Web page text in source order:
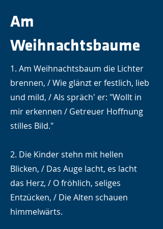
Am
Weihnachtsbaume
1. Am Weihnachtsbaum die Lichter
brennen, / Wie glänzt er festlich, lieb
und mild, / Als spräch' er: "Wollt in
mir erkennen / Getreuer Hoffnung
stilles Bild."
2. Die Kinder stehn mit hellen
Blicken, / Das Auge lacht, es lacht
das Herz, / O fröhlich, seliges
Entzücken, / Die Alten schauen
himmelwärts.